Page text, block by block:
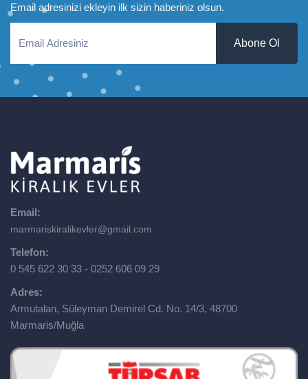
Email adresinizi ekleyin ilk sizin haberiniz olsun.
Abone Ol
Email:
marmariskiralikevler@gmail.com
Telefon:
0 545 622 30 33 - 0252 606 09 29
Adres:
Armutalan, Süleyman Demirel Cd. No. 14/3, 48700
Marmaris/Muğla